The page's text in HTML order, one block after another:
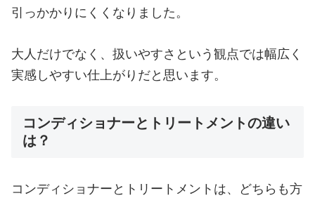
引っかかりにくくなりました。
大人だけでなく、扱いやすさという観点では幅広く
実感しやすい仕上がりだと思います。
コンディショナーとトリートメントの違い
は？
コンディショナーとトリートメントは、どちらも方